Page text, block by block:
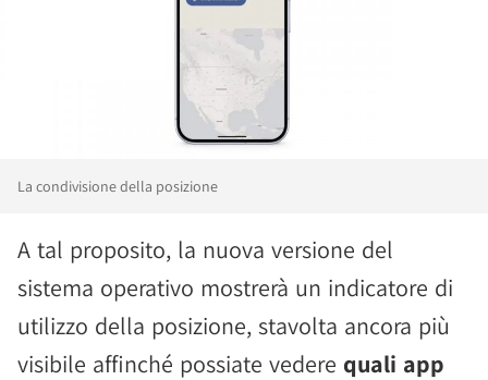
La condivisione della posizione
A tal proposito, la nuova versione del
sistema operativo mostrerà un indicatore di
utilizzo della posizione, stavolta ancora più
visibile affinché possiate vedere quali app